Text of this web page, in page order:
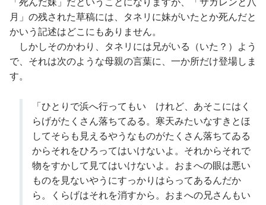
「死んだ妹」だということになりますが、「サガレンと八
月」の残された草稿には、タネリに妹がいたとか死んだと
かいう記述はどこにもありません。
しかしそのかわり、タネリには兄がいる（いた？）よう
で、それは次のような母親の言葉に、一か所だけ登場しま
す。
「ひとりで浜へ行ってもいゝけれど、あそこにはく
らげがたくさん落ちてゐる。寒天みたいなすきとほ
してそらも見えるやうなものがたくさん落ちてゐる
からそれをひろってはいけないよ。それからそれで
物をすかして見てはいけないよ。おまへの眼は悪い
ものを見ないやうにすっかりはらってあるんだか
ら。くらげはそれを消すから。おまへの兄さんもい